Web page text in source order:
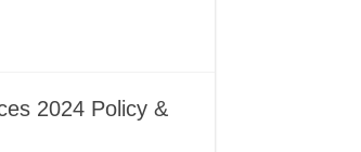
2024 Policy &